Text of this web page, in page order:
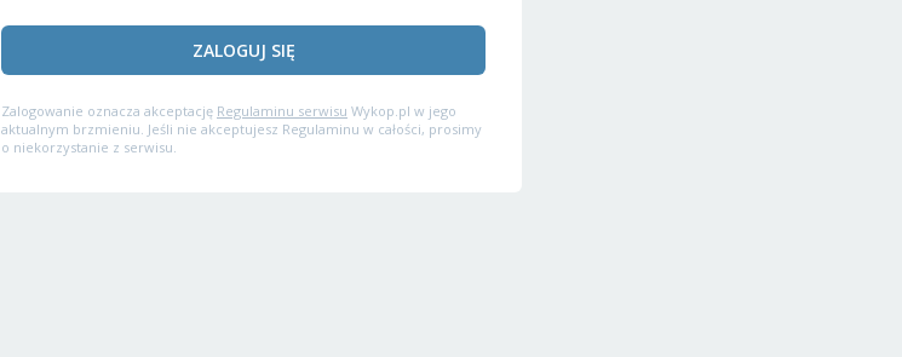
ZALOGUJ SIĘ
Zalogowanie oznacza akceptację Regulaminu serwisu Wykop.pl w jego
aktualnym brzmieniu. Jeśli nie akceptujesz Regulaminu w całości, prosimy
o niekorzystanie z serwisu.